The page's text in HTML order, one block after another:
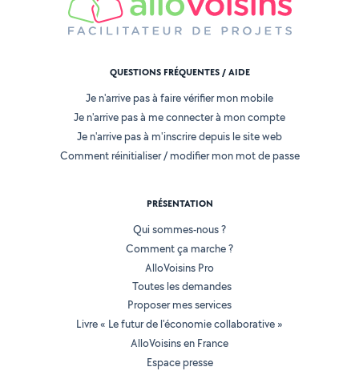
QUESTIONS FRÉQUENTES / AIDE
Je n'arrive pas à faire vérifier mon mobile
Je n'arrive pas à me connecter à mon compte
Je n'arrive pas à m'inscrire depuis le site web
Comment réinitialiser / modifier mon mot de passe
PRÉSENTATION
Qui sommes-nous ?
Comment ça marche ?
AlloVoisins Pro
Toutes les demandes
Proposer mes services
Livre « Le futur de l'économie collaborative »
AlloVoisins en France
Espace presse